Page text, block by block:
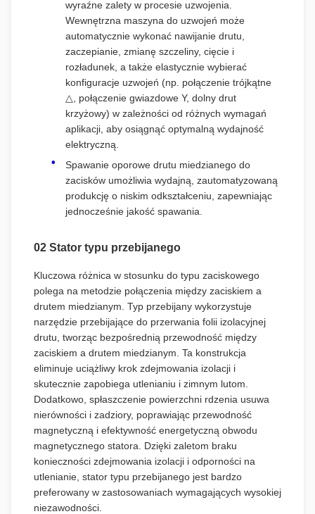
wyraźne zalety w procesie uzwojenia.
Wewnętrzna maszyna do uzwojeń może
automatycznie wykonać nawijanie drutu,
zaczepianie, zmianę szczeliny, cięcie i
rozładunek, a także elastycznie wybierać
konfiguracje uzwojeń (np. połączenie trójkątne
△, połączenie gwiazdowe Y, dolny drut
krzyżowy) w zależności od różnych wymagań
aplikacji, aby osiągnąć optymalną wydajność
elektryczną.
Spawanie oporowe drutu miedzianego do
zacisków umożliwia wydajną, zautomatyzowaną
produkcję o niskim odkształceniu, zapewniając
jednocześnie jakość spawania.
02 Stator typu przebijanego
Kluczowa różnica w stosunku do typu zaciskowego
polega na metodzie połączenia między zaciskiem a
drutem miedzianym. Typ przebijany wykorzystuje
narzędzie przebijające do przerwania folii izolacyjnej
drutu, tworząc bezpośrednią przewodność między
zaciskiem a drutem miedzianym. Ta konstrukcja
eliminuje uciążliwy krok zdejmowania izolacji i
skutecznie zapobiega utlenianiu i zimnym lutom.
Dodatkowo, spłaszczenie powierzchni rdzenia usuwa
nierówności i zadziory, poprawiając przewodność
magnetyczną i efektywność energetyczną obwodu
magnetycznego statora. Dzięki zaletom braku
konieczności zdejmowania izolacji i odporności na
utlenianie, stator typu przebijanego jest bardzo
preferowany w zastosowaniach wymagających wysokiej
niezawodności.